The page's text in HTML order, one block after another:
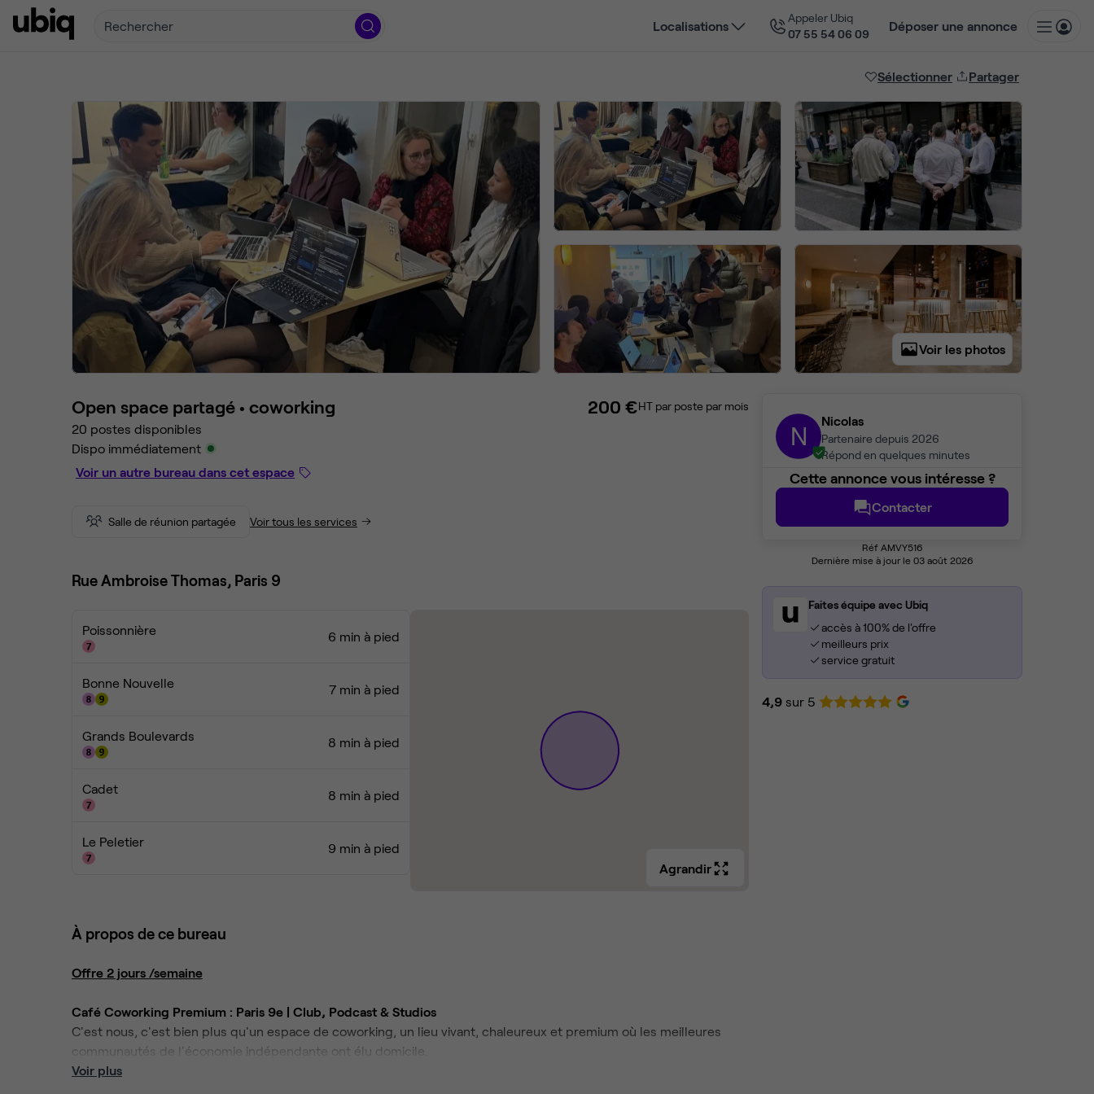
Rechercher Localisations
Appeler Ubiq
07 55 54 06 09
Déposer une annonce
Sélectionner Partager
Voir les photos
N Nicolas
Partenaire depuis 2026
Répond en quelques minutes
Cette annonce vous intéresse ?
Contacter
Réf AMVY516
Dernière mise à jour le 03 août 2026
Faites équipe avec Ubiq
accès à 100% de l'offre
meilleurs prix
service gratuit
4,9 sur 5
Open space partagé • coworking
20 postes disponibles
Dispo immédiatement
Voir un autre bureau dans cet espace
200 €HT par poste par mois
Salle de réunion partagée Voir tous les services
Rue Ambroise Thomas, Paris 9
Poissonnière 6 min à pied
Bonne Nouvelle 7 min à pied
Grands Boulevards 8 min à pied
Cadet 8 min à pied
Le Peletier
9 min à pied
Agrandir
À propos de ce bureau
Offre 2 jours /semaine
Café Coworking Premium : Paris 9e | Club, Podcast & Studios
C'est nous, c'est bien plus qu'un espace de coworking, un lieu vivant, chaleureux et premium où les meilleures
communautés de l'économie indépendante ont élu domicile.
☕Café comme dans les meilleurs coffee shops
Voir plus